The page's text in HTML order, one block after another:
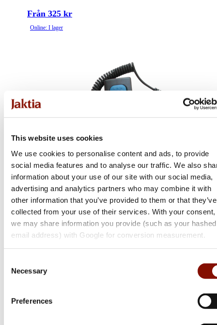
This website uses cookies
We use cookies to personalise content and ads, to provide
social media features and to analyse our traffic. We also
information about your use of our site with our social media,
advertising and analytics partners who may combine it with
other information that you’ve provided to them or that they’ve
collected from your use of their services. With your consent,
we may share information you provide (such as your hashed
email address) with Google for conversion measurement.
Selection
Necessary
Preferences
Från 325 kr
Online: I lager
Flera varianter
Från 495 kr